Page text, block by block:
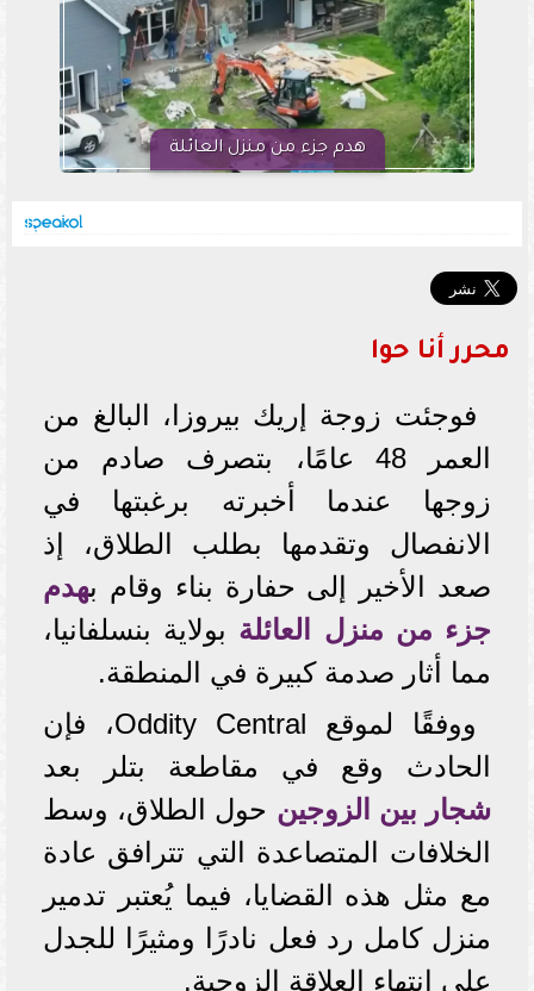
هدم جزء من منزل العائلة
محرر أنا حوا
فوجئت زوجة إريك بيروزا، البالغ من
العمر 48 عامًا، بتصرف صادم من
زوجها عندما أخبرته برغبتها في
الانفصال وتقدمها بطلب الطلاق، إذ
صعد الأخير إلى حفارة بناء وقام بهدم
جزء من منزل العائلة بولاية بنسلفانيا،
مما أثار صدمة كبيرة في المنطقة.
ووفقًا لموقع Oddity Central، فإن
الحادث وقع في مقاطعة بتلر بعد
شجار بين الزوجين حول الطلاق، وسط
الخلافات المتصاعدة التي تترافق عادة
مع مثل هذه القضايا، فيما يُعتبر تدمير
منزل كامل رد فعل نادرًا ومثيرًا للجدل
على انتهاء العلاقة الزوجية.